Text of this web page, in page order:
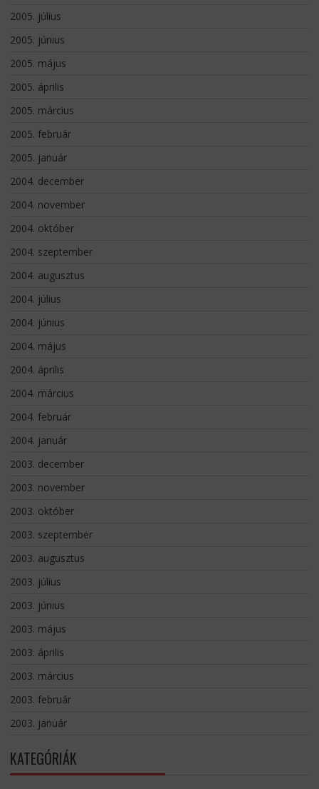
2005. július
2005. június
2005. május
2005. április
2005. március
2005. február
2005. január
2004. december
2004. november
2004. október
2004. szeptember
2004. augusztus
2004. július
2004. június
2004. május
2004. április
2004. március
2004. február
2004. január
2003. december
2003. november
2003. október
2003. szeptember
2003. augusztus
2003. július
2003. június
2003. május
2003. április
2003. március
2003. február
2003. január
KATEGÓRIÁK